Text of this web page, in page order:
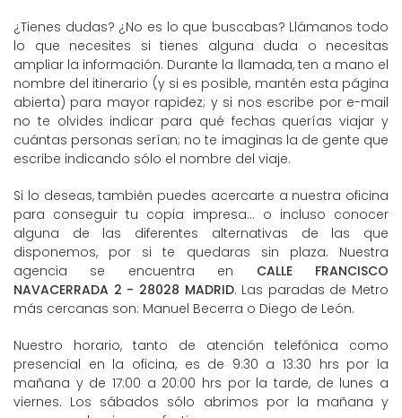
¿Tienes dudas? ¿No es lo que buscabas? Llámanos todo
lo que necesites si tienes alguna duda o necesitas
ampliar la información. Durante la llamada, ten a mano el
nombre del itinerario (y si es posible, mantén esta página
abierta) para mayor rapidez; y si nos escribe por e-mail
no te olvides indicar para qué fechas querías viajar y
cuántas personas serían; no te imaginas la de gente que
escribe indicando sólo el nombre del viaje.
Si lo deseas, también puedes acercarte a nuestra oficina
para conseguir tu copia impresa... o incluso conocer
alguna de las diferentes alternativas de las que
disponemos, por si te quedaras sin plaza. Nuestra
agencia se encuentra en CALLE FRANCISCO
NAVACERRADA 2 - 28028 MADRID. Las paradas de Metro
más cercanas son: Manuel Becerra o Diego de León.
Nuestro horario, tanto de atención telefónica como
presencial en la oficina, es de 9:30 a 13:30 hrs por la
mañana y de 17:00 a 20:00 hrs por la tarde, de lunes a
viernes. Los sábados sólo abrimos por la mañana y